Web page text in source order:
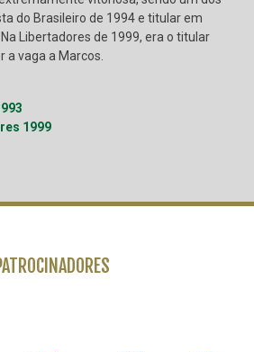
do Brasileiro de 1994 e titular em
Libertadores de 1999, era o titular
a vaga a Marcos.
1999